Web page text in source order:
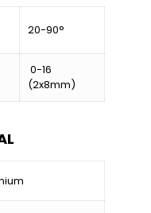
20-90°
0-16
(2x8mm)